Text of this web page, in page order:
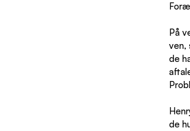
På
ven,
de
de